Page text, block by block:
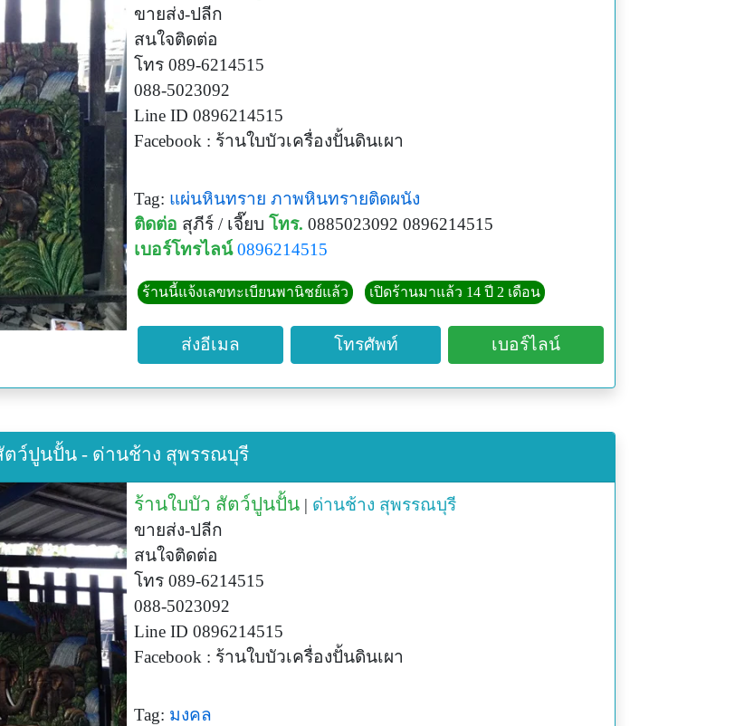
ขายส่ง-ปลีก
สนใจติดต่อ
โทร 089-6214515
088-5023092
Line ID 0896214515
Facebook : ร้านใบบัวเครื่องปั้นดินเผา
Tag: แผ่นหินทราย ภาพหินทรายติดผนัง
ติดต่อ สุภีร์ / เจี๊ยบ โทร. 0885023092 0896214515
เบอร์โทรไลน์ 0896214515
ร้านนี้แจ้งเลขทะเบียนพานิชย์แล้ว เปิดร้านมาแล้ว 14 ปี 2 เดือน
ส่งอีเมล โทรศัพท์ เบอร์ไลน์
ตว์ปูนปั้น - ด่านช้าง สุพรรณบุรี
ร้านใบบัว สัตว์ปูนปั้น | ด่านช้าง สุพรรณบุรี
ขายส่ง-ปลีก
สนใจติดต่อ
โทร 089-6214515
088-5023092
Line ID 0896214515
Facebook : ร้านใบบัวเครื่องปั้นดินเผา
Tag: มงคล